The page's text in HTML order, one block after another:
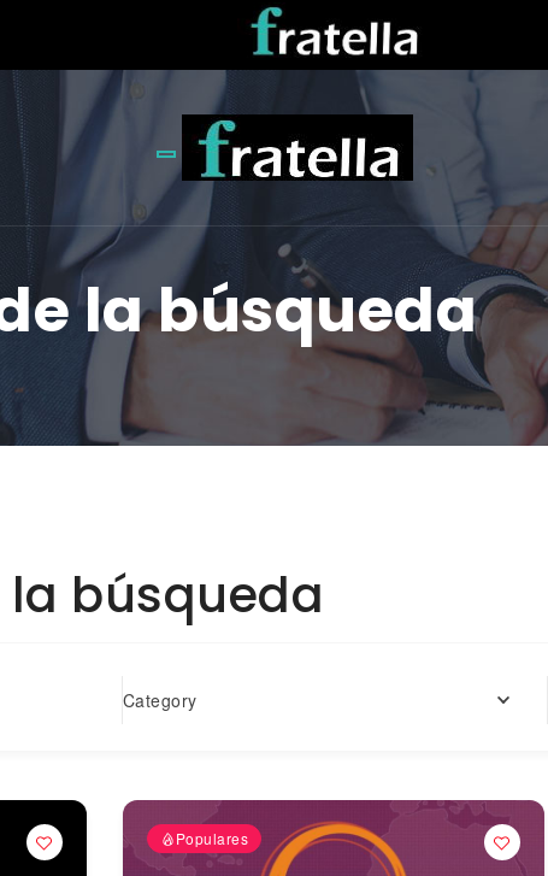
Toggle navigation
la búsqueda
búsqueda
Category
Populares